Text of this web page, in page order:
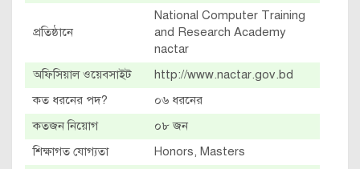
প্রতিষ্ঠানে
National Computer Training
and Research Academy
nactar
অফিসিয়াল ওয়েবসাইট
http://www.nactar.gov.bd
কত ধরনের পদ?
০৬ ধরনের
কতজন নিয়োগ
০৮ জন
শিক্ষাগত যোগ্যতা
Honors, Masters